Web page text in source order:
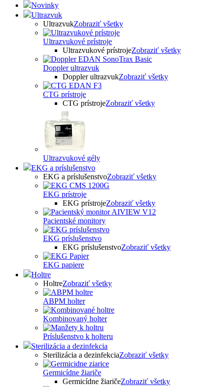
Novinky
Ultrazvuk
UltrazvukZobraziť všetky
Ultrazvukové prístroje
Ultrazvukové prístrojeZobraziť všetky
Doppler ultrazvuk
Doppler ultrazvukZobraziť všetky
CTG prístroje
CTG prístrojeZobraziť všetky
Ultrazvukové gély
EKG a príslušenstvo
EKG a príslušenstvoZobraziť všetky
EKG prístroje
EKG prístrojeZobraziť všetky
Pacientské monitory
EKG príslušenstvo
EKG príslušenstvoZobraziť všetky
EKG papiere
Holtre
HoltreZobraziť všetky
ABPM holter
Kombinovaný holter
Príslušenstvo k holteru
Sterilizácia a dezinfekcia
Sterilizácia a dezinfekciaZobraziť všetky
Germicídne žiariče
Germicídne žiaričeZobraziť všetky